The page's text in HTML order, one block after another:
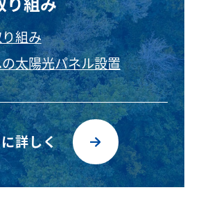
組み
太陽光パネル設置
詳しく